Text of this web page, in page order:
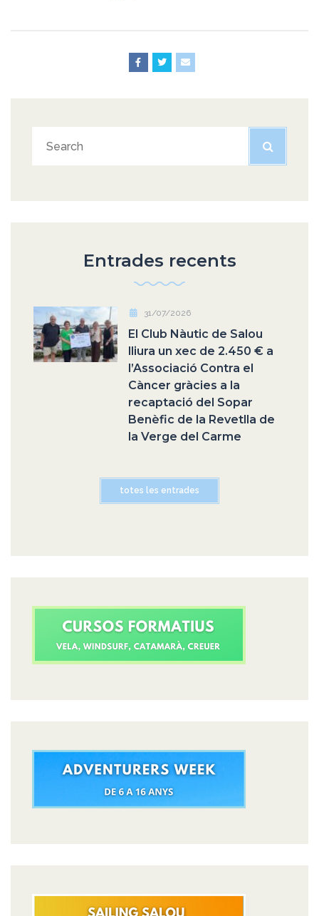
Entrades recents
31/07/2026
El Club Nàutic de Salou
lliura un xec de 2.450 € a
l’Associació Contra el
Càncer gràcies a la
recaptació del Sopar
Benèfic de la Revetlla de
la Verge del Carme
totes les entrades